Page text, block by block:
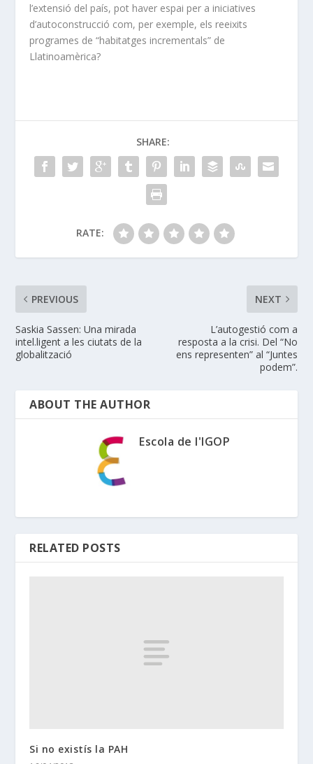
l’extensió del país, pot haver espai per a iniciatives
d’autoconstrucció com, per exemple, els reeixits
programes de “habitatges incrementals” de
Llatinoamèrica?
SHARE:
RATE:
PREVIOUS
Saskia Sassen: Una mirada
intel.ligent a les ciutats de la
globalització
NEXT
L’autogestió com a
resposta a la crisi. Del “No
ens representen” al “Juntes
podem”.
ABOUT THE AUTHOR
Escola de l'IGOP
RELATED POSTS
Si no existís la PAH